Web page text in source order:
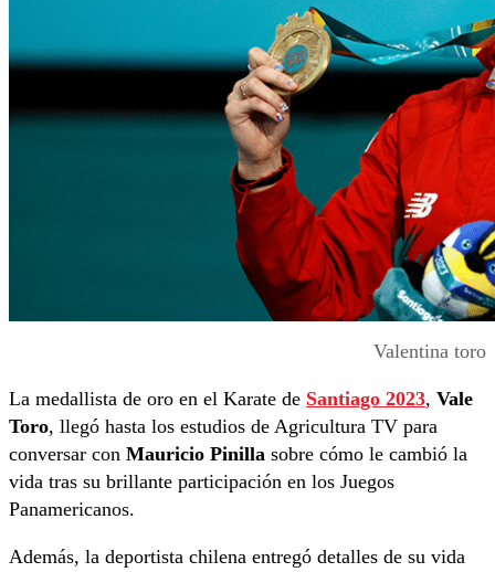
Valentina toro
La medallista de oro en el Karate de Santiago 2023, Vale
Toro, llegó hasta los estudios de Agricultura TV para
conversar con Mauricio Pinilla sobre cómo le cambió la
vida tras su brillante participación en los Juegos
Panamericanos.
Además, la deportista chilena entregó detalles de su vida